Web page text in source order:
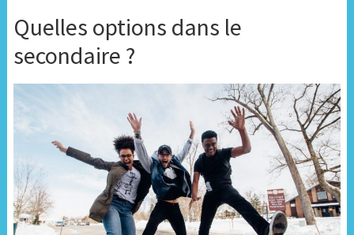
Quelles options dans le
secondaire ?